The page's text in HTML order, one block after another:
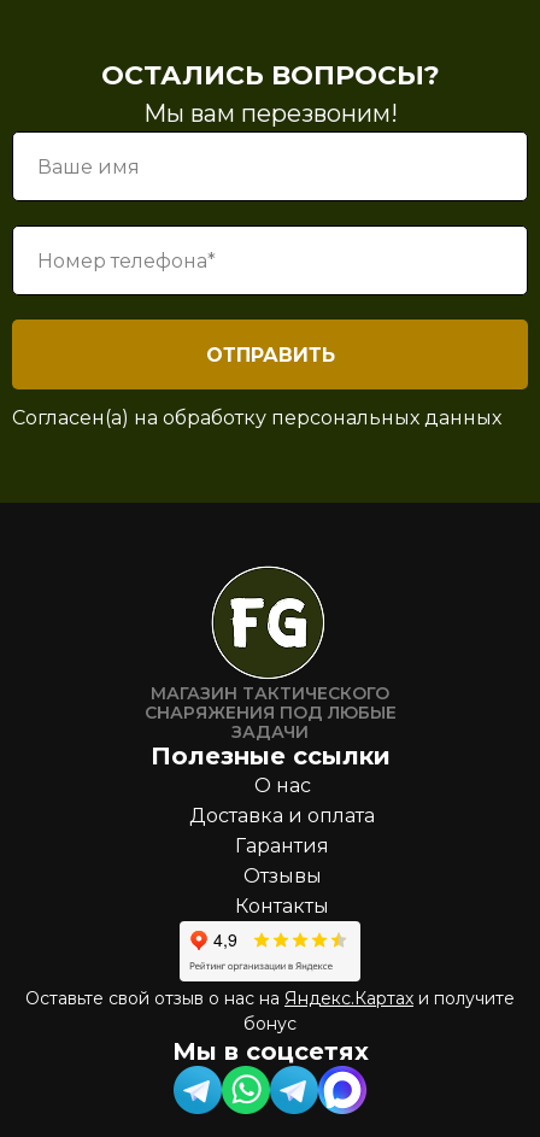
ОСТАЛИСЬ ВОПРОСЫ?
Мы вам перезвоним!
ОТПРАВИТЬ
Согласен(а) на обработку персональных данных
МАГАЗИН ТАКТИЧЕСКОГО
СНАРЯЖЕНИЯ ПОД ЛЮБЫЕ
ЗАДАЧИ
Полезные ссылки
О нас
Доставка и оплата
Гарантия
Отзывы
Контакты
Оставьте свой отзыв о нас на Яндекс.Картах и получите
бонус
Мы в соцсетях